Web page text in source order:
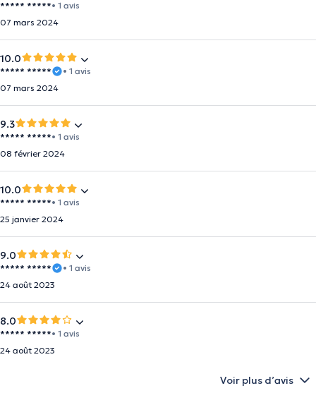
***** *****• 1 avis
07 mars 2024
10.0
***** *****
• 1 avis
07 mars 2024
9.3
***** *****• 1 avis
08 février 2024
10.0
***** *****• 1 avis
25 janvier 2024
9.0
***** *****
• 1 avis
24 août 2023
8.0
***** *****• 1 avis
24 août 2023
Voir plus d’avis